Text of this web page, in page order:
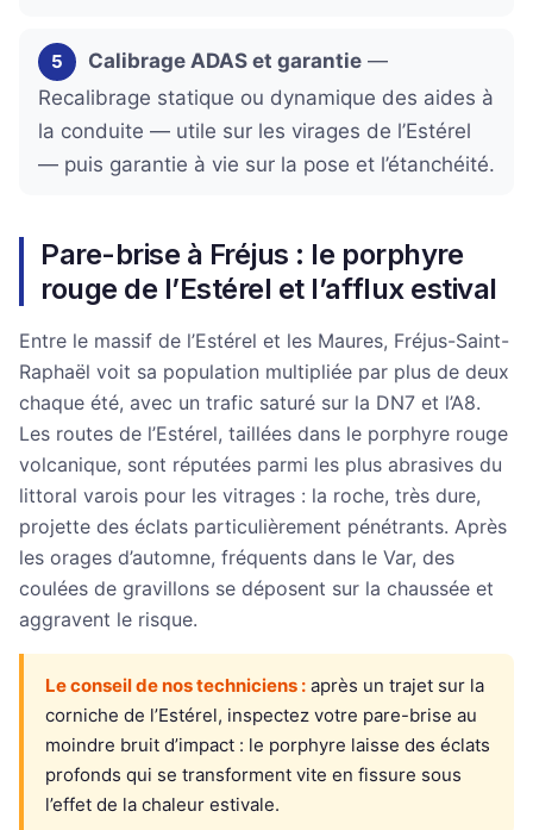
5 Calibrage ADAS et garantie —
Recalibrage statique ou dynamique des aides à
la conduite — utile sur les virages de l’Estérel
— puis garantie à vie sur la pose et l’étanchéité.
Pare-brise à Fréjus : le porphyre
rouge de l’Estérel et l’afflux estival
Entre le massif de l’Estérel et les Maures, Fréjus-Saint-
Raphaël voit sa population multipliée par plus de deux
chaque été, avec un trafic saturé sur la DN7 et l’A8.
Les routes de l’Estérel, taillées dans le porphyre rouge
volcanique, sont réputées parmi les plus abrasives du
littoral varois pour les vitrages : la roche, très dure,
projette des éclats particulièrement pénétrants. Après
les orages d’automne, fréquents dans le Var, des
coulées de gravillons se déposent sur la chaussée et
aggravent le risque.
Le conseil de nos techniciens : après un trajet sur la
corniche de l’Estérel, inspectez votre pare-brise au
moindre bruit d’impact : le porphyre laisse des éclats
profonds qui se transforment vite en fissure sous
l’effet de la chaleur estivale.